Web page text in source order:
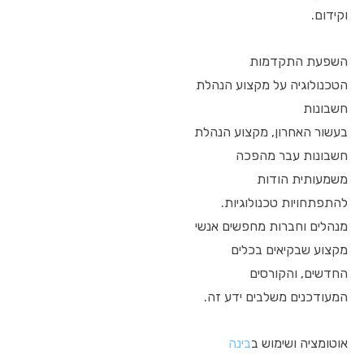
וקידום.
השפעת התקדמות
הטכנולוגיה על מקצוע הנהלת
חשבונות
בעשור האחרון, מקצוע הנהלת
חשבונות עבר מהפכה
משמעותית הודות
להתפתחויות טכנולוגיות.
מנהלים וחברות מחפשים אנשי
מקצוע שבקיאים בכלים
החדשים, והקורסים
המעודכנים משלבים ידע זה.
אוטומציה ושימוש בבינה